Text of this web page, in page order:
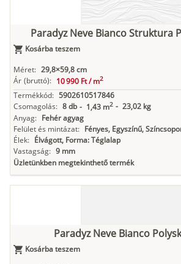
Paradyz Neve Bianco Struktura
Kosárba teszem
Méret: 29,8×59,8 cm
Ár (bruttó): 10 990 Ft /m2
Termékkód: 5902610517846
Csomagolás: 8 db - 1,43 m2 - 23,02 kg
Anyag: Fehér agyag
Felület és mintázat: Fényes, Egyszínű,
Élek: Élvágott, Forma: Téglalap
Vastagság: 9 mm
Üzletünkben megtekinthető termék
Paradyz Neve Bianco
Kosárba teszem